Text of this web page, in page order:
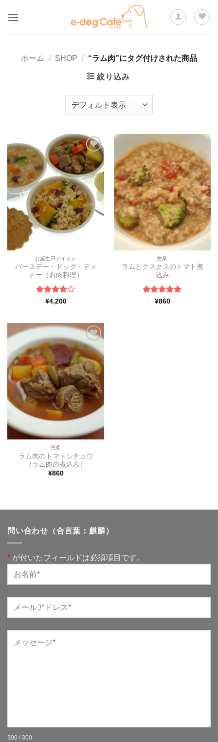
ホーム / SHOP / “ラム肉”にタグ付けされた商品
絞り込み
ほし
い物
リス
トに
追加
お誕生日アイテム
バースデー・ドッグ・ディ
ナー（お肉料理）
5段階中4
¥4,200
ほし
い物
リス
トに
追加
惣菜
ラムとクスクスのトマト煮
込み
5段階中5
¥860
ほし
い物
リス
トに
追加
惣菜
ラム肉のトマトシチュウ
（ラム肉の煮込み）
¥860
問い合わせ（合言葉：麒麟）
* が付いたフィールドは必須項目です。
300 / 300